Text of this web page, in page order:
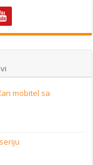
mobitel sa